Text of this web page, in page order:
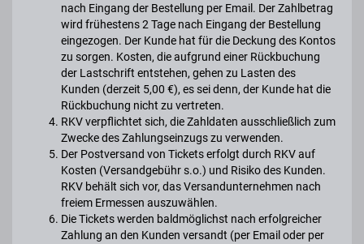
nach Eingang der Bestellung per Email. Der Zahlbetrag
wird frühestens 2 Tage nach Eingang der Bestellung
eingezogen. Der Kunde hat für die Deckung des Kontos
zu sorgen. Kosten, die aufgrund einer Rückbuchung
der Lastschrift entstehen, gehen zu Lasten des
Kunden (derzeit 5,00 €), es sei denn, der Kunde hat die
Rückbuchung nicht zu vertreten.
RKV verpflichtet sich, die Zahldaten ausschließlich zum
Zwecke des Zahlungseinzugs zu verwenden.
Der Postversand von Tickets erfolgt durch RKV auf
Kosten (Versandgebühr s.o.) und Risiko des Kunden.
RKV behält sich vor, das Versandunternehmen nach
freiem Ermessen auszuwählen.
Die Tickets werden baldmöglichst nach erfolgreicher
Zahlung an den Kunden versandt (per Email oder per